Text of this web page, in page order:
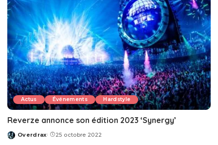
Actus Événements Hardstyle
Reverze annonce son édition 2023 ‘Synergy’
Posted
Overdrax 25 octobre 2022